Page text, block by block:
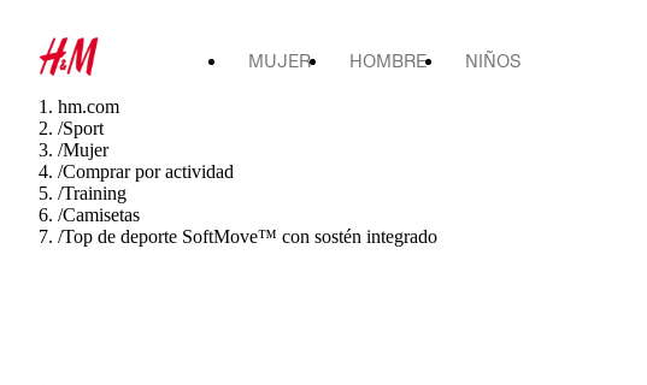
MUJER HOMBRE NIÑOS
hm.com
/Sport
/Mujer
/Comprar por actividad
/Training
/Camisetas
/Top de deporte SoftMove™ con sostén integrado